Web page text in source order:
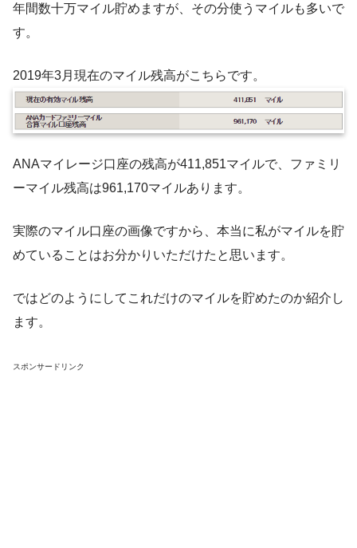
年間数十万マイル貯めますが、その分使うマイルも多いで
す。
2019年3月現在のマイル残高がこちらです。
ANAマイレージ口座の残高が411,851マイルで、ファミリ
ーマイル残高は961,170マイルあります。
実際のマイル口座の画像ですから、本当に私がマイルを貯
めていることはお分かりいただけたと思います。
ではどのようにしてこれだけのマイルを貯めたのか紹介し
ます。
スポンサードリンク